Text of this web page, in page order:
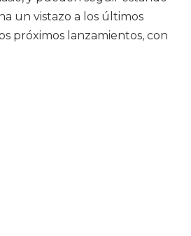
un vistazo a los últimos
próximos lanzamientos, con